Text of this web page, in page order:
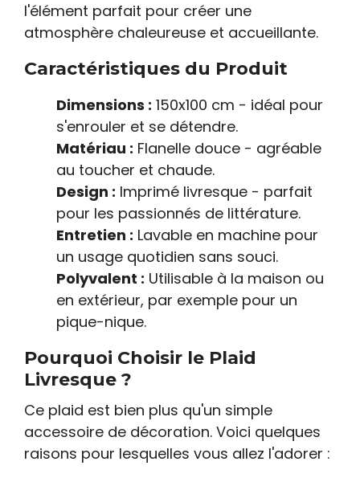
l'élément parfait pour créer une
atmosphère chaleureuse et accueillante.
Caractéristiques du Produit
Dimensions : 150x100 cm - idéal pour
s'enrouler et se détendre.
Matériau : Flanelle douce - agréable
au toucher et chaude.
Design : Imprimé livresque - parfait
pour les passionnés de littérature.
Entretien : Lavable en machine pour
un usage quotidien sans souci.
Polyvalent : Utilisable à la maison ou
en extérieur, par exemple pour un
pique-nique.
Pourquoi Choisir le Plaid
Livresque ?
Ce plaid est bien plus qu'un simple
accessoire de décoration. Voici quelques
raisons pour lesquelles vous allez l'adorer :